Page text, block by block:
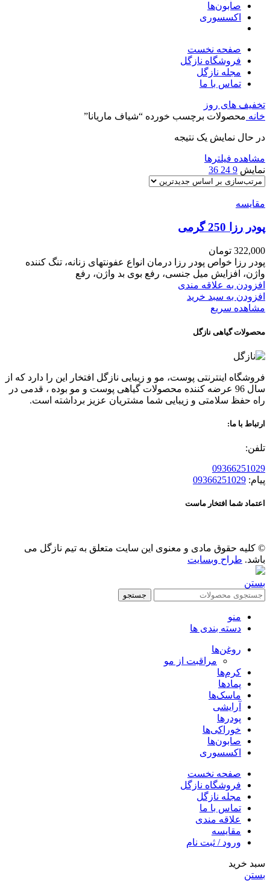
صابون‌ها
اکسسوری
صفحه نخست
فروشگاه نازگل
مجله نازگل
تماس با ما
تخفیف های روز
خانه محصولات برچسب خورده “شیاف ماریانا”
در حال نمایش یک نتیجه
مشاهده فیلترها
نمایش 9
24
36
مقایسه
پودر رزا 250 گرمی
322,000 تومان
پودر رزا خواص پودر رزا درمان انواع عفونتهای زنانه، تنگ کننده
واژن، افزایش میل جنسی، رفع بوی بد واژن، رفع
افزودن به علاقه مندی
افزودن به سبد خرید
مشاهده سریع
محصولات گیاهی نازگل
فروشگاه اینترنتی پوست، مو و زیبایی نازگل افتخار این را دارد که از
سال 96 عرضه کننده محصولات گیاهی پوست و مو بوده ، قدمی در
راه حفظ سلامتی و زیبایی شما مشتریان عزیز برداشته است.
ارتباط با ما:
تلفن:
09366251029
پیام: 09366251029
اعتماد شما افتخار ماست
© کلیه حقوق مادی و معنوی این سایت متعلق به تیم نازگل می
باشد. طراح وبسایت
بستن
جستجو
منو
دسته بندی ها
روغن‌ها
مراقبت از مو
کرم‌ها
پمادها
ماسک‌ها
آرایشی
پودرها
خوراکی‌ها
صابون‌ها
اکسسوری
صفحه نخست
فروشگاه نازگل
مجله نازگل
تماس با ما
علاقه مندی
مقایسه
ورود / ثبت نام
سبد خرید
بستن